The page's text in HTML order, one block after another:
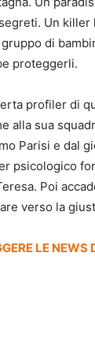
Un killer
di
proteggerli.
profiler di
alla sua
Parisi e dal
psicologico
Poi
verso la
LE NEWS